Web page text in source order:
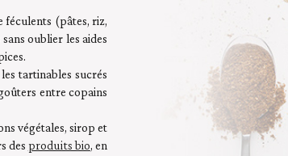
Légumes
Produits de la mer - rillettes
Terrines - pâtés - foie gras
PLATS CUISINÉS - SOUPES
féculents (pâtes, riz,
oublier les aides
tartinables sucrés
entre copains
végétales, sirop et
des produits bio, en